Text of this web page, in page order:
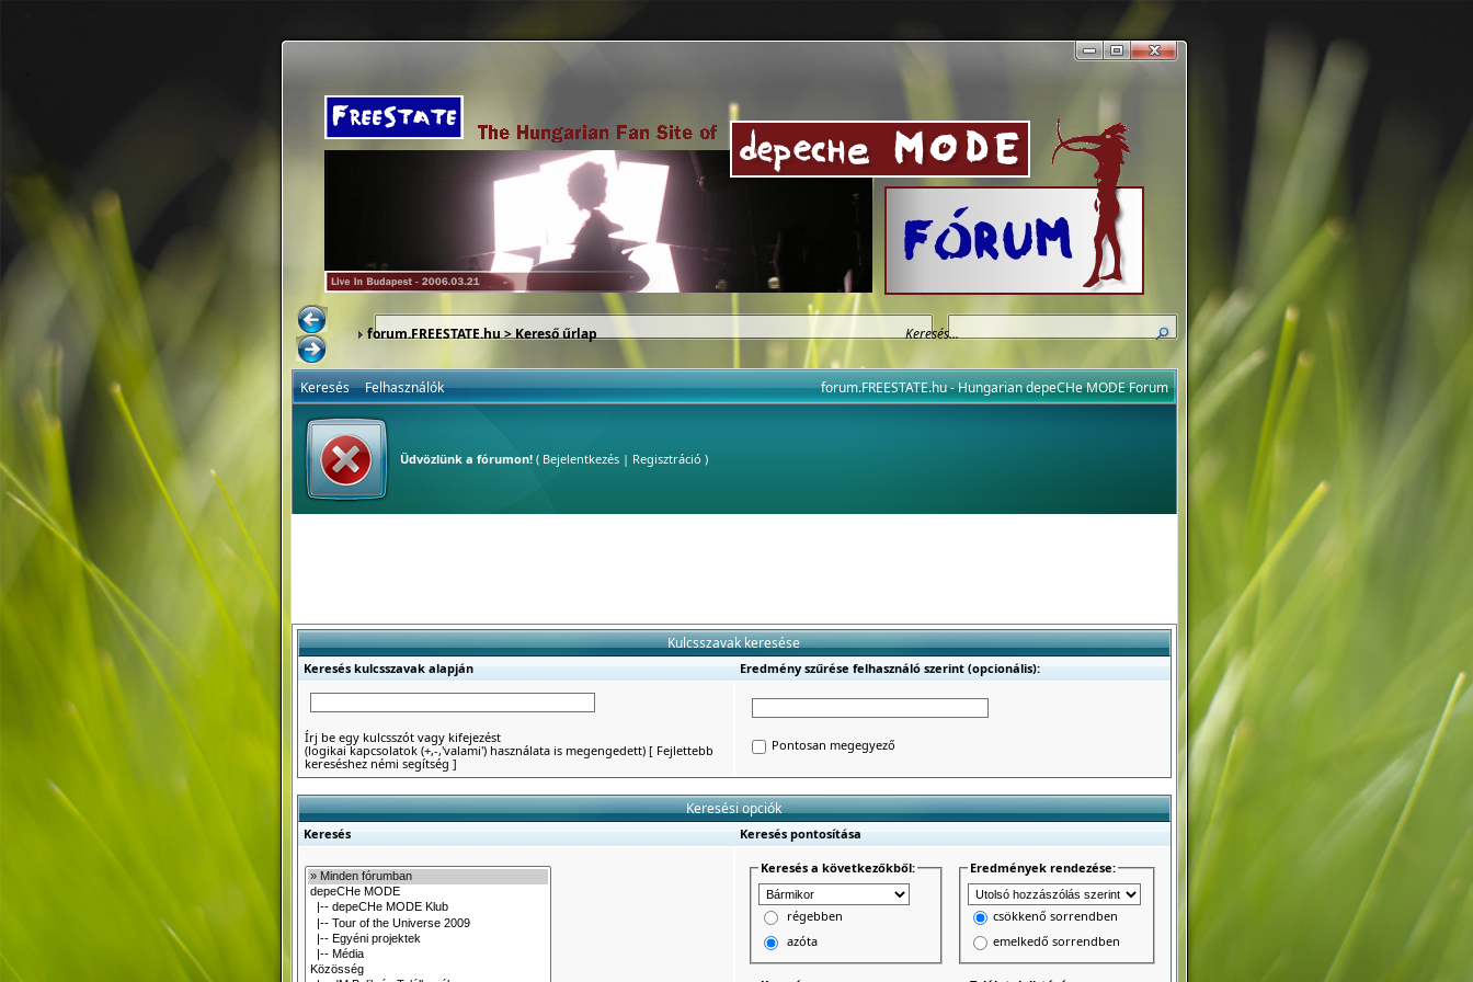
forum.FREESTATE.hu> Kereső űrlap
forum.FREESTATE.hu - Hungarian depeCHe MODE Forum
Keresés Felhasználók
Üdvözlünk a fórumon!( Bejelentkezés| Regisztráció )
Kulcsszavak keresése
Keresés kulcsszavak alapján Eredmény szűrése felhasználó szerint (opcionális):
Írj be egy kulcsszót vagy kifejezést
(logikai kapcsolatok (+,-,'valami') használata is megengedett)[ Fejlettebb
kereséshez némi segítség ]
Pontosan megegyező
Keresési opciók
Keresés Keresés pontosítása
Keresés a következőkből:
régebben
azóta
Eredmények rendezése:
csökkenő sorrendben
emelkedő sorrendben